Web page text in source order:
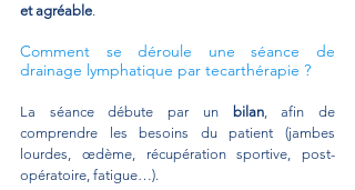
et agréable.
Comment se déroule une séance de
drainage lymphatique par tecarthérapie ?
La séance débute par un bilan, afin de
comprendre les besoins du patient (jambes
lourdes, œdème, récupération sportive, post-
opératoire, fatigue…).